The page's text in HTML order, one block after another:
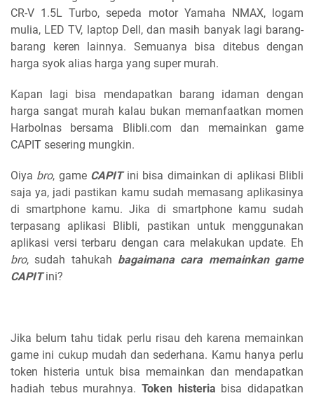
CR-V 1.5L Turbo, sepeda motor Yamaha NMAX, logam
mulia, LED TV, laptop Dell, dan masih banyak lagi barang-
barang keren lainnya. Semuanya bisa ditebus dengan
harga syok alias harga yang super murah.
Kapan lagi bisa mendapatkan barang idaman dengan
harga sangat murah kalau bukan memanfaatkan momen
Harbolnas bersama Blibli.com dan memainkan game
CAPIT sesering mungkin.
Oiya bro, game CAPITini bisa dimainkan di aplikasi Blibli
saja ya, jadi pastikan kamu sudah memasang aplikasinya
di smartphone kamu. Jika di smartphone kamu sudah
terpasang aplikasi Blibli, pastikan untuk menggunakan
aplikasi versi terbaru dengan cara melakukan update. Eh
bro, sudah tahukah bagaimana cara memainkan game
CAPITini?
Jika belum tahu tidak perlu risau deh karena memainkan
game ini cukup mudah dan sederhana. Kamu hanya perlu
token histeria untuk bisa memainkan dan mendapatkan
hadiah tebus murahnya. Token histeria bisa didapatkan